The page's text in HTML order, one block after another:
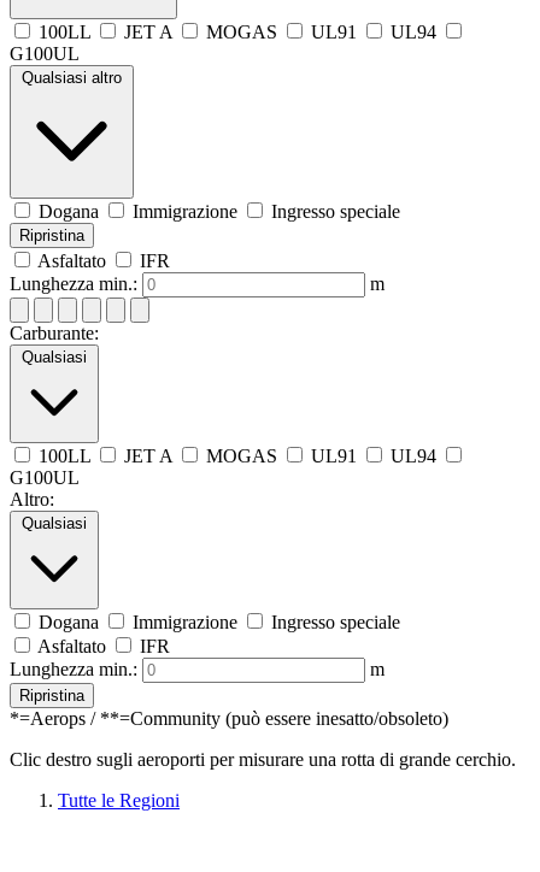
100LL JET A MOGAS UL91
UL94
G100UL
Qualsiasi altro
Dogana Immigrazione Ingresso speciale
Ripristina
Asfaltato
IFR
Lunghezza min.:
m
Carburante:
Qualsiasi
100LL JET A MOGAS UL91
UL94
G100UL
Altro:
Qualsiasi
Dogana Immigrazione
Ingresso speciale
Asfaltato
IFR
Lunghezza min.:
m
Ripristina
*=Aerops / **=Community (può essere inesatto/obsoleto)
Clic destro sugli aeroporti per misurare una rotta di grande cerchio.
Tutte le Regioni